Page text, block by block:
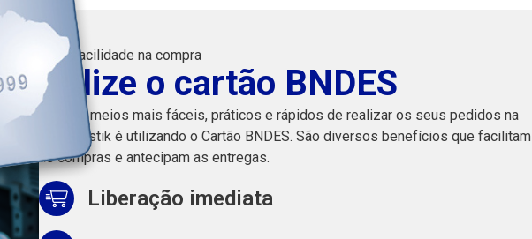
Mais facilidade na compra
Utilize o cartão BNDES
Um dos meios mais fáceis, práticos e rápidos de realizar os seus pedidos na
Corr Plastik é utilizando o Cartão BNDES. São diversos benefícios que facilitam
as compras e antecipam as entregas.
Liberação imediata